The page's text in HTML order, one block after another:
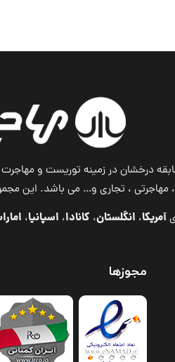
با بیش از ۱۷ سال سابقه درخشان در زمینه
، تجاری و… می باشد. این
آمریکا، انگلستان، کانادا، اسپانیا،
مجوزها